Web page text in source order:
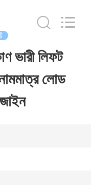
ভারী লিফট
লোড